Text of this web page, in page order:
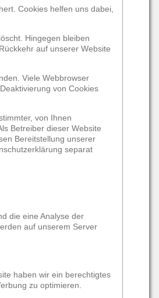
Cookies helfen uns dabei,
Hingegen bleiben
auf unserer Website
Viele Webbrowser
von Cookies
von Ihnen
Betreiber dieser Website
Bereitstellung unserer
separat
die eine Analyse der
auf unserem Server
haben wir ein berechtigtes
zu optimieren.